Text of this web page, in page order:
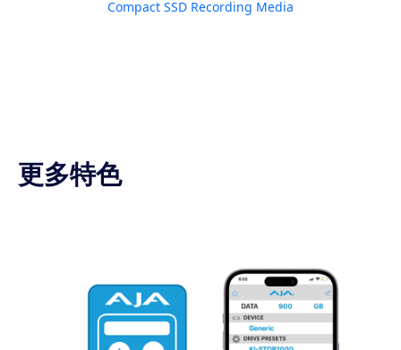
Compact SSD Recording Media
更多特色